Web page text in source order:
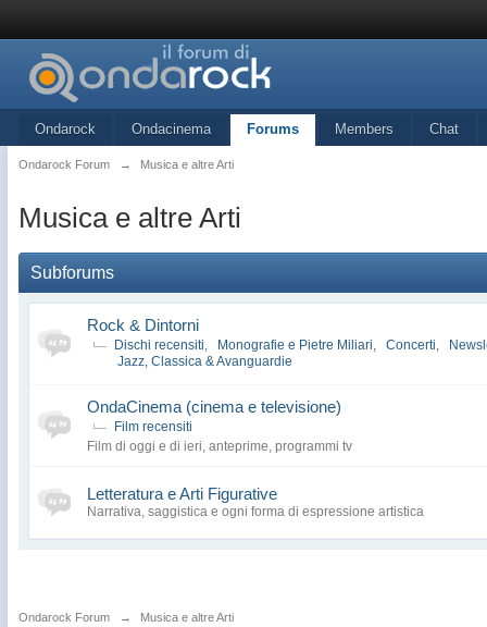
Ondarock Ondacinema Forums Members Chat
Ondarock Forum → Musica e altre Arti
Musica e altre Arti
Subforums
Rock & Dintorni
Dischi recensiti, Monografie e Pietre Miliari, Concerti,
Jazz, Classica & Avanguardie
OndaCinema (cinema e televisione)
Film recensiti
Film di oggi e di ieri, anteprime, programmi tv
Letteratura e Arti Figurative
Narrativa, saggistica e ogni forma di espressione artistica
Ondarock Forum → Musica e altre Arti